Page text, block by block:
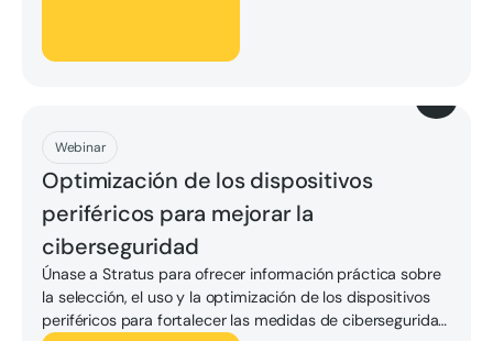
Webinar
Optimización de los dispositivos
periféricos para mejorar la
ciberseguridad
Únase a Stratus para ofrecer información práctica sobre
la selección, el uso y la optimización de los dispositivos
periféricos para fortalecer las medidas de ciberseguridad
Descargar